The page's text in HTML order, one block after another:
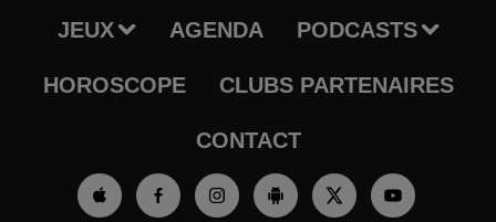
JEUX AGENDA PODCASTS
HOROSCOPE CLUBS PARTENAIRES
CONTACT